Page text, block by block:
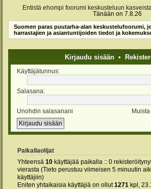
Entistä ehompi foorumi keskusteluun
Tänään on 7.8.26
Suomen paras puutarha-alan keskustelufoorumi,
harrastajien ja asiantuntijoiden tiedot ja
Kirjaudu sisään•
Käyttäjätunnus:
Salasana:
Unohdin salasanani
Paikallaolijat
Yhteensä 10 käyttäjää paikalla :: 0
vierasta (Tieto perustuu viimeisen 5 minuutin
käyttäjiin)
Eniten yhtaikaisia käyttäjiä on ollut1271 kpl,